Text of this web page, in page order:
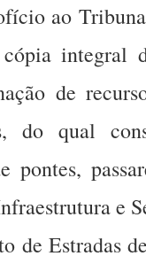
ao
integral
de
do qual
pontes,
e
de Estradas